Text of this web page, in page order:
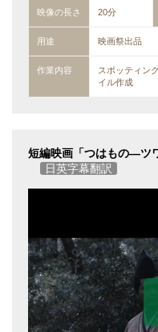
映像の長さ 20分
用途 映画祭出品
作業内容
スポッティン
イル作成
短編映画「つはもの―ツ
日英字幕翻訳